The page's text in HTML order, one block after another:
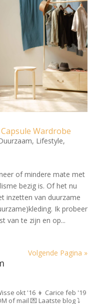
Wardrobe
, Lifestyle,
of mindere mate met
bezig is. Of het nu
inzetten van duurzame
Ik probeer
van te zijn en op...
Volgende Pagina »
okt '16 👦 Carice feb '19
of mail 💌Laatste blog ⤵️